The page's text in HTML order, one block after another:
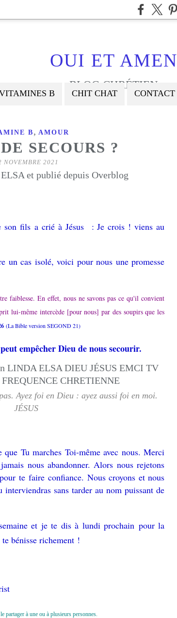
OUI ET AMEN
BLOG CHRÉTIEN
B CHIT CHAT CONTACT
B, AMOUR
SECOURS ?
NOVEMBRE 2021
et publié depuis Overblog
son fils a crié à Jésus : Je crois ! viens au
un cas isolé, voici pour nous une promesse
faiblesse. En effet, nous ne savons pas ce qu'il convient
lui-même intercède [pour nous] par des soupirs que les
(La Bible version SEGOND 21)
empêcher Dieu de nous secourir.
Ayez foi en Dieu : ayez aussi foi en moi.
JÉSUS
Tu marches Toi-même avec nous. Merci
nous abandonner. Alors nous rejetons
te faire confiance. Nous croyons et nous
interviendras sans tarder au nom puissant de
et je te dis à lundi prochain pour la
bénisse richement !
partager à une ou à plusieurs personnes.